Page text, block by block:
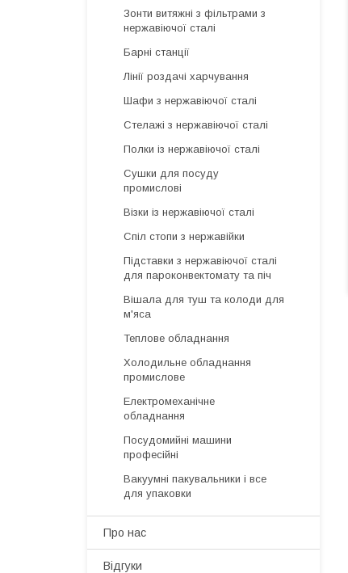
Зонти витяжні з фільтрами з
нержавіючої сталі
Барні станції
Лінії роздачі харчування
Шафи з нержавіючої сталі
Стелажі з нержавіючої сталі
Полки із нержавіючої сталі
Сушки для посуду
промислові
Візки із нержавіючої сталі
Спіл стопи з нержавійки
Підставки з нержавіючої сталі
для пароконвектомату та піч
Вішала для туш та колоди для
м'яса
Теплове обладнання
Холодильне обладнання
промислове
Електромеханічне
обладнання
Посудомийні машини
професійні
Вакуумні пакувальники і все
для упаковки
Про нас
Відгуки